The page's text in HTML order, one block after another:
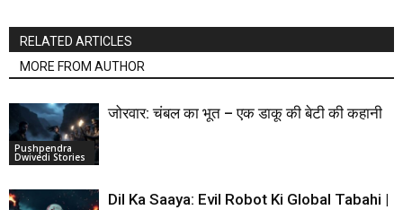
RELATED ARTICLES
MORE FROM AUTHOR
Pushpendra
Dwivedi Stories
जोरवार: चंबल का भूत – एक डाकू की बेटी की कहानी
Dil Ka Saaya: Evil Robot Ki Global Tabahi |